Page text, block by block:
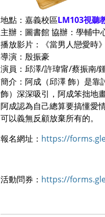
地點：嘉義校區LM103視聽
主辦：圖書館 協辦：學輔中
播放影片：《當男人戀愛時
導演：殷振豪
演員： 邱澤/許瑋甯/蔡振南/
簡介：阿成（邱澤 飾）是靠
飾）深深吸引，阿成笨拙地
阿成認為自己總算要搞懂愛
可以義無反顧放棄所有的。
報名網址： https://
活動問券： https://